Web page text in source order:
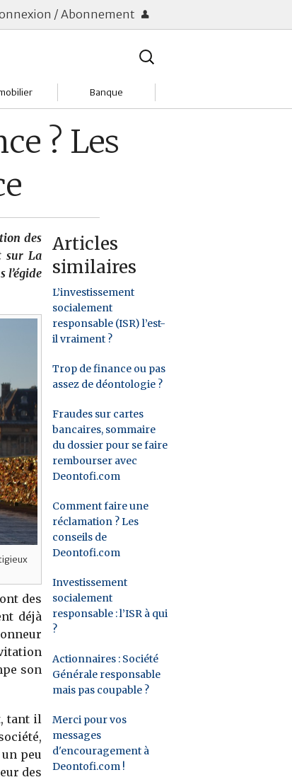
/ Abonnement
Rechercher
Banque
Comptes & Livrets
Frais bancaires
Placements & banques
? Les
des
sur La
l’égide
des
déjà
son
tant il
peu
des
Articles
similaires
L’investissement
socialement
responsable (ISR) l’est-
il vraiment ?
Trop de finance ou pas
assez de déontologie ?
Fraudes sur cartes
bancaires, sommaire
du dossier pour se faire
rembourser avec
Deontofi.com
Comment faire une
réclamation ? Les
conseils de
Deontofi.com
Investissement
socialement
responsable : l’ISR à qui
?
Actionnaires : Société
Générale responsable
mais pas coupable ?
Merci pour vos
messages
d'encouragement à
Deontofi.com !